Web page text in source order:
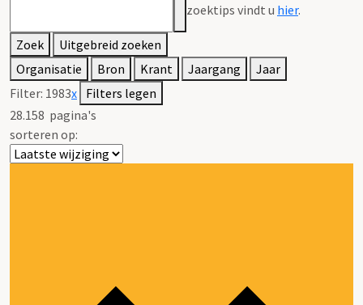
zoektips vindt u hier.
Zoek
Uitgebreid zoeken
Organisatie
Bron Krant Jaargang
Jaar
Filter: 1983x Filters legen
28.158 pagina's
sorteren op: